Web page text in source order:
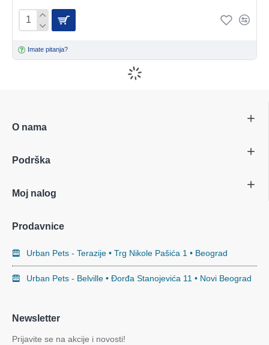
Imate pitanja?
O nama
Podrška
Moj nalog
Prodavnice
Urban Pets - Terazije • Trg Nikole Pašića 1 • Beograd
Urban Pets - Belville • Đorđa Stanojevića 11 • Novi Beograd
Newsletter
Prijavite se na akcije i novosti!